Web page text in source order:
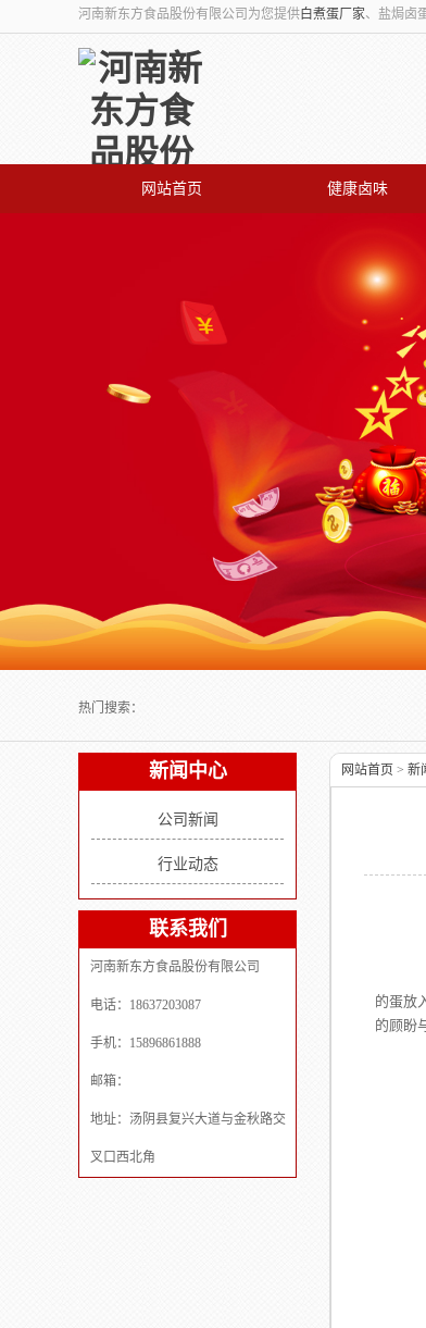
河南新东方食品股份有限公司为您提供白煮蛋厂家、盐焗卤
网站首页 健康卤味
热门搜索：
新闻中心
公司新闻
行业动态
联系我们
河南新东方食品股份有限公司
电话：18637203087
手机：15896861888
邮箱：
地址：汤阴县复兴大道与金秋路交
叉口西北角
网站首页 > 新
的蛋放
的顾盼